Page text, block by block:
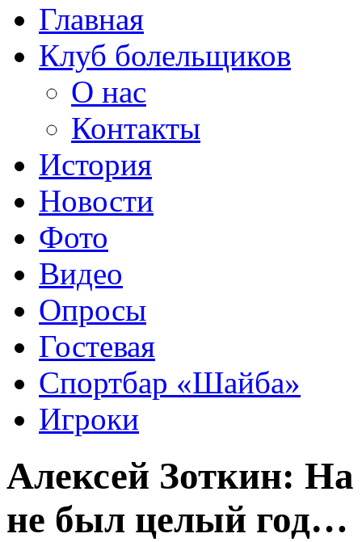
Главная
Клуб болельщиков
О нас
Контакты
История
Новости
Фото
Видео
Опросы
Гостевая
Спортбар «Шайба»
Игроки
Алексей Зоткин: На
не был целый год…